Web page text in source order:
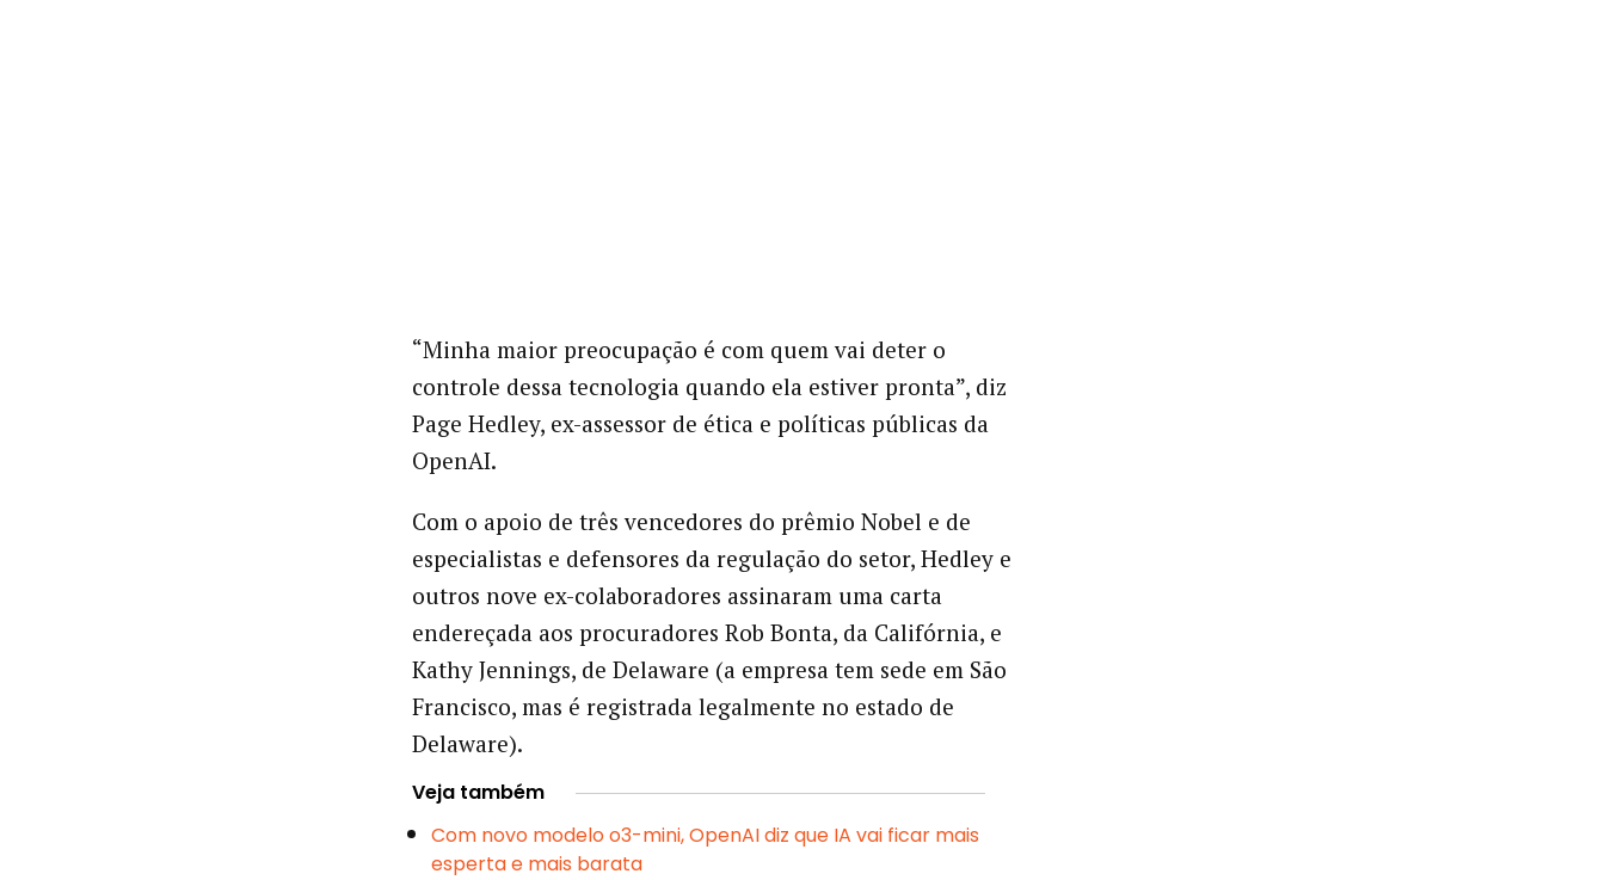
“Minha maior preocupação é com quem vai deter o
controle dessa tecnologia quando ela estiver pronta”, diz
Page Hedley, ex-assessor de ética e políticas públicas da
OpenAI.
Com o apoio de três vencedores do prêmio Nobel e de
especialistas e defensores da regulação do setor, Hedley e
outros nove ex-colaboradores assinaram uma carta
endereçada aos procuradores Rob Bonta, da Califórnia, e
Kathy Jennings, de Delaware (a empresa tem sede em São
Francisco, mas é registrada legalmente no estado de
Delaware).
Veja também
Com novo modelo o3-mini, OpenAI diz que IA vai ficar mais
esperta e mais barata